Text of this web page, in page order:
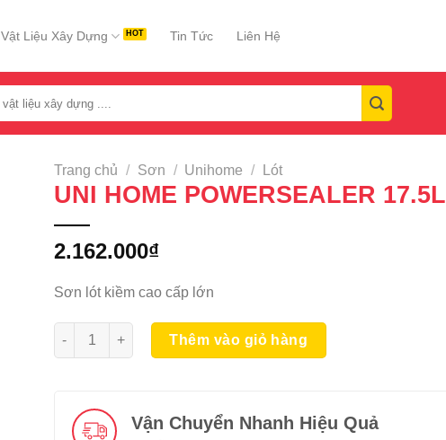
Vật Liệu Xây Dựng Tin Tức Liên Hệ
Trang chủ / Sơn / Unihome / Lót
UNI HOME POWERSEALER 17.5L
2.162.000₫
Sơn lót kiềm cao cấp lớn
UNI HOME POWERSEALER 17.5L số lượng
Thêm vào giỏ hàng
Vận Chuyển Nhanh Hiệu Quả